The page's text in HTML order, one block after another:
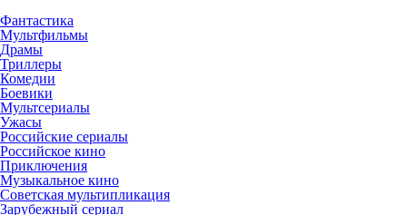
Фантастика
Мультфильмы
Драмы
Триллеры
Комедии
Боевики
Мультсериалы
Ужасы
Российские сериалы
Российское кино
Приключения
Музыкальное кино
Советская мультипликация
Зарубежный сериал